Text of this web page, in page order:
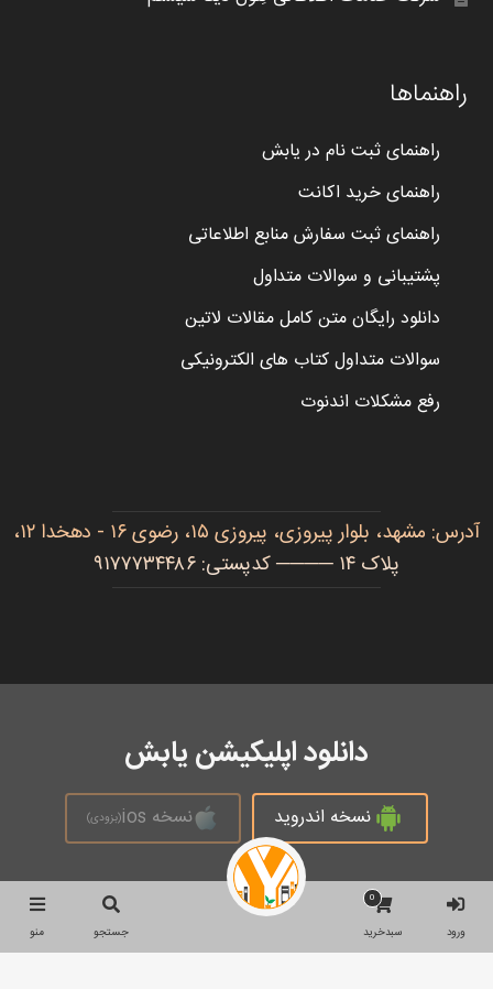
راهنماها
راهنمای ثبت نام در یابش
راهنمای خرید اکانت
راهنمای ثبت سفارش منابع اطلاعاتی
پشتیبانی و سوالات متداول
دانلود رایگان متن کامل مقالات لاتین
سوالات متداول کتاب های الکترونیکی
رفع مشکلات اندنوت
ورود
0
سبدخرید جستجو منو
آدرس: مشهد، بلوار پیروزی، پیروزی ۱۵، رضوی ۱۶ - دهخدا ۱۲،
پلاک ۱۴ ──── کدپستی: ۹۱۷۷۷۳۴۴۸۶
دانلود اپلیکیشن یابش
نسخه اندروید نسخه ios (بزودی)
تمام حقوق محفوظ است © 2026